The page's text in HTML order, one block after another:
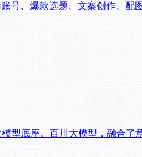
号、爆款选题、文案创作、配
型底座。百川大模型，融合了